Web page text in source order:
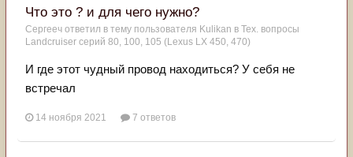
Что это ? и для чего нужно?
Сергееч ответил в тему пользователя Kulikan в Тех. вопросы
Landcruiser серий 80, 100, 105 (Lexus LX 450, 470)
И где этот чудный провод находиться? У себя не
встречал
14 ноября 2021 7 ответов